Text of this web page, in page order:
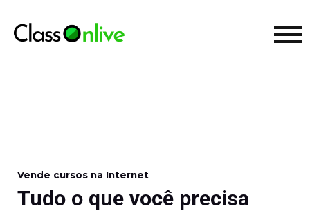
Vende cursos na Internet
Tudo o que você precisa